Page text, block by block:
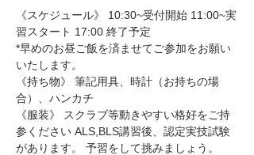
《スケジュール》 10:30~受付開始 11:00~実
習スタート 17:00 終了予定
*早めのお昼ご飯を済ませてご参加をお願い
いたします。
《持ち物》 筆記用具、時計（お持ちの場
合）、ハンカチ
《服装》 スクラブ等動きやすい格好をご持
参ください ALS,BLS講習後、認定実技試験
があります。 予習をして挑みましょう。